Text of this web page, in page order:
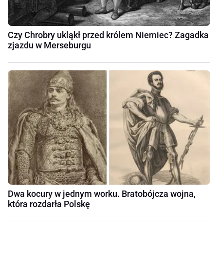
Czy Chrobry ukląkł przed królem Niemiec? Zagadka
zjazdu w Merseburgu
Dwa kocury w jednym worku. Bratobójcza wojna,
która rozdarła Polskę